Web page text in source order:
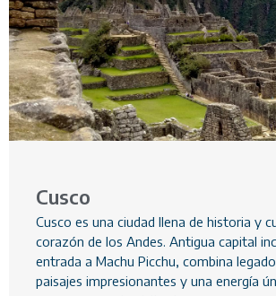
Cusco
Cusco es una ciudad llena de historia y
corazón de los Andes. Antigua capital
entrada a Machu Picchu, combina
paisajes impresionantes y una energía